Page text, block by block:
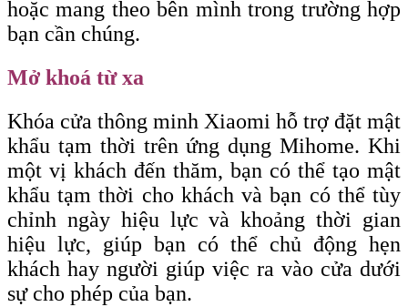
hoặc mang theo bên mình trong trường hợp
bạn cần chúng.
Mở khoá từ xa
Khóa cửa thông minh Xiaomi hỗ trợ đặt mật
khẩu tạm thời trên ứng dụng Mihome. Khi
một vị khách đến thăm, bạn có thể tạo mật
khẩu tạm thời cho khách và bạn có thể tùy
chỉnh ngày hiệu lực và khoảng thời gian
hiệu lực, giúp bạn có thể chủ động hẹn
khách hay người giúp việc ra vào cửa dưới
sự cho phép của bạn.